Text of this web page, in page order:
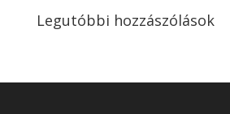
Legutóbbi hozzászólások